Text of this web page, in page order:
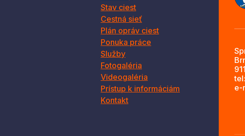
Stav ciest
Cestná sieť
Plán opráv ciest
Ponuka práce
Služby
Fotogaléria
Videogaléria
Prístup k informáciám
Kontakt
tel:
e-